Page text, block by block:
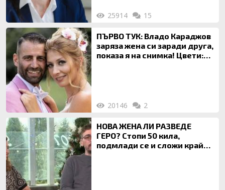
25914 15
ПЪРВО ТУК: Владо Караджов
заряза жена си заради друга,
показа я на снимка! Цвети:
20146 2
НОВА ЖЕНА ЛИ РАЗВЕДЕ
ГЕРО? Стопи 50 кила,
подмлади се и сложи край